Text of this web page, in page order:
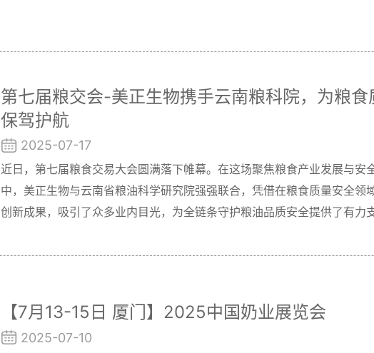
第七届粮交会-美正生物携手云南粮科院，为粮食
保驾护航
2025-07-17
近日，第七届粮食交易大会圆满落下帷幕。在这场聚焦粮食产业发展与安
中，美正生物与云南省粮油科学研究院强强联合，凭借在粮食质量安全领
创新成果，吸引了众多业内目光，为全链条守护粮油品质安全提供了有力支
【7月13-15日 厦门】2025中国奶业展览会
2025-07-10